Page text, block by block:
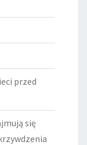
przed
się